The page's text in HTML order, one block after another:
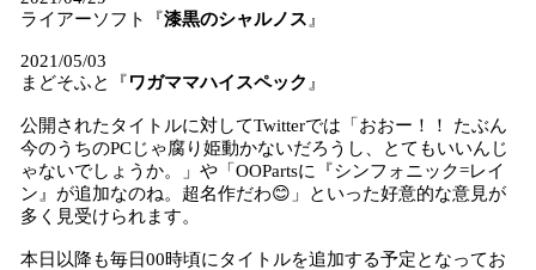
ライアーソフト『漆黒のシャルノス 』
2021/05/03
まどそふと『ワガママハイスペック 』
公開されたタイトルに対してTwitterでは「おおー！！ たぶん
今のうちのPCじゃ腐り姫動かないだろうし、とてもいいんじ
ゃないでしょうか。」や「OOPartsに『シンフォニック=レイ
ン』が追加なのね。超名作だわ😊」といった好意的な意見が
多く見受けられます。
本日以降も毎日00時頃にタイトルを追加する予定となってお